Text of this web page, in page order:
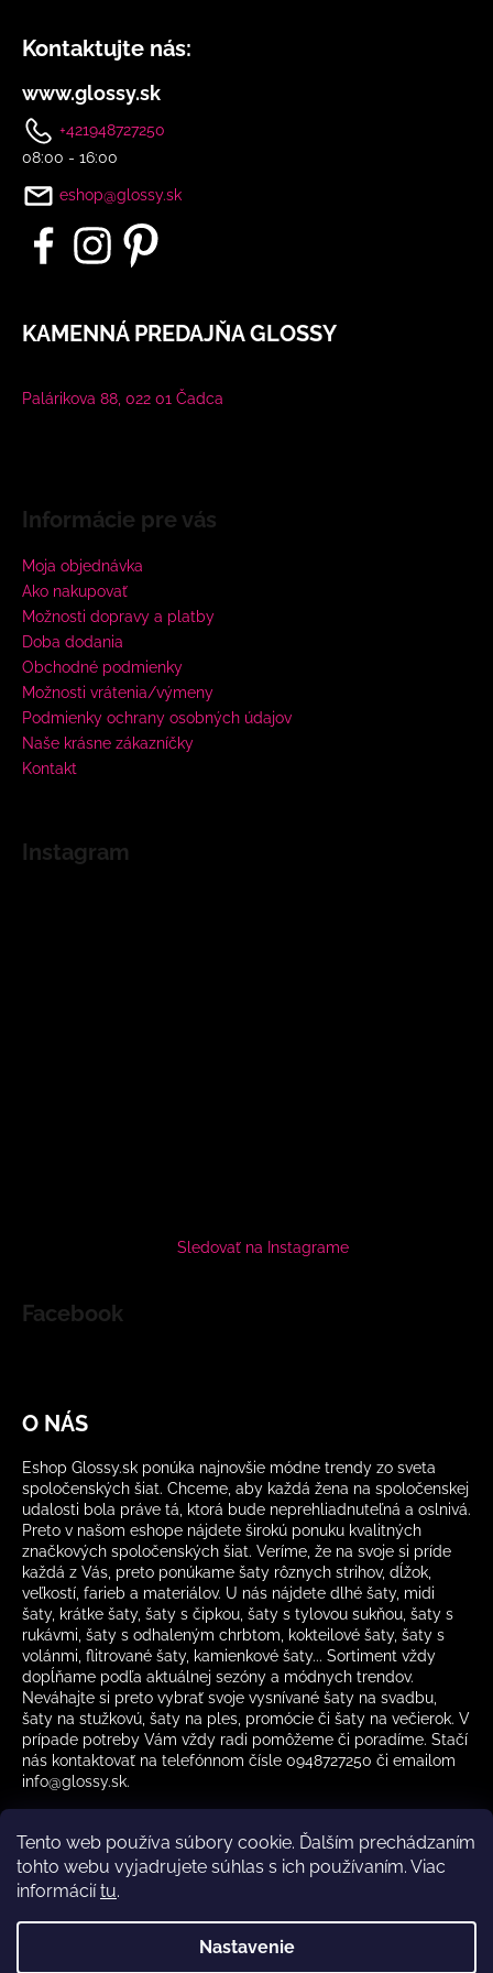
Tento web používa súbory cookie. Ďalším prechádzaním
tohto webu vyjadrujete súhlas s ich používaním. Viac
informáciítu.
Nastavenie
Kontaktujte nás:
www.glossy.sk
+421948727250
08:00 - 16:00
eshop@glossy.sk
KAMENNÁ PREDAJŇA GLOSSY
Palárikova 88, 022 01 Čadca
Informácie pre vás
Moja objednávka
Ako nakupovať
Možnosti dopravy a platby
Doba dodania
Obchodné podmienky
Možnosti vrátenia/výmeny
Podmienky ochrany osobných údajov
Naše krásne zákazníčky
Kontakt
Instagram
Sledovať na Instagrame
Facebook
O NÁS
Eshop Glossy.sk ponúka najnovšie módne trendy zo sveta
spoločenských šiat. Chceme, aby každá žena na spoločenskej
udalosti bola práve tá, ktorá bude neprehliadnuteľná a oslnivá.
Preto v našom eshope nájdete širokú ponuku kvalitných
značkových spoločenských šiat. Veríme, že na svoje si príde
každá z Vás, preto ponúkame šaty rôznych strihov, dĺžok,
veľkostí, farieb a materiálov. U nás nájdete dlhé šaty, midi
šaty, krátke šaty, šaty s čipkou, šaty s tylovou sukňou, šaty s
rukávmi, šaty s odhaleným chrbtom, kokteilové šaty, šaty s
volánmi, flitrované šaty, kamienkové šaty... Sortiment vždy
dopĺňame podľa aktuálnej sezóny a módnych trendov.
Neváhajte si preto vybrať svoje vysnívané šaty na svadbu,
šaty na stužkovú, šaty na ples, promócie či šaty na večierok. V
prípade potreby Vám vždy radi pomôžeme či poradíme. Stačí
nás kontaktovať na telefónnom čísle 0948727250 či emailom
info@glossy.sk.
Kamenná predajňa otváracia doba CZ